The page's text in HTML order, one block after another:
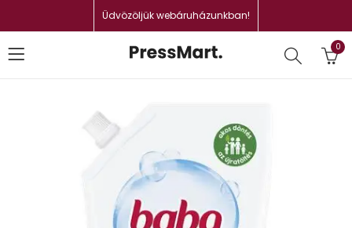
Üdvözöljük webáruházunkban!
0